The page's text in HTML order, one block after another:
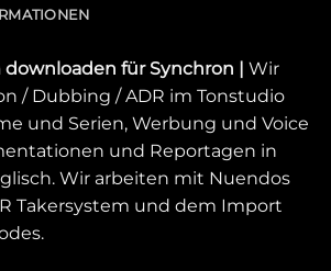
für Synchron | Wir
/ Dubbing / ADR im Tonstudio
und Serien, Werbung und Voice
und Reportagen in
Wir arbeiten mit Nuendos
Takersystem und dem Import